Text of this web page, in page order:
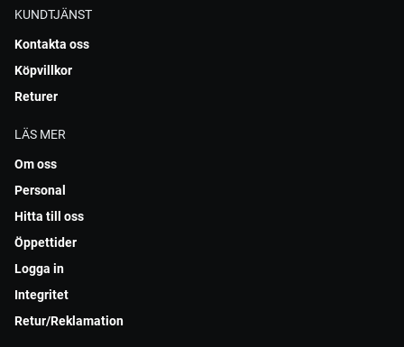
KUNDTJÄNST
Kontakta oss
Köpvillkor
Returer
LÄS MER
Om oss
Personal
Hitta till oss
Öppettider
Logga in
Integritet
Retur/Reklamation